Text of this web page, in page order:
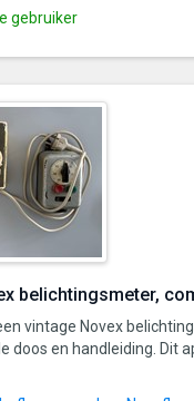
gebruiker
belichtingsmeter,
vintage Novex
doos en handleiding. Dit